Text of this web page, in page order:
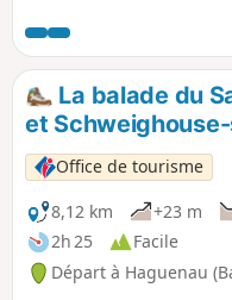
La balade du
et
Office de tourisme
8,12 km
+23 m
2h 25
Facile
Départ à Haguenau